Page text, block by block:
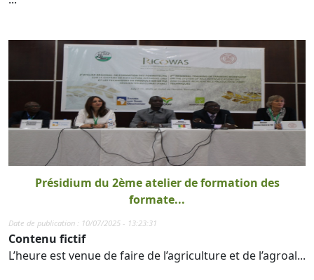
Présidium du 2ème atelier de formation des
formate...
Date de publication : 10/07/2025 - 13:23:31
Contenu fictif
L’heure est venue de faire de l’agriculture et de l’agroal...